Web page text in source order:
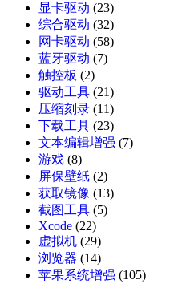
显卡驱动 (23)
综合驱动 (32)
网卡驱动 (58)
蓝牙驱动 (7)
触控板 (2)
驱动工具 (21)
压缩刻录 (11)
下载工具 (23)
文本编辑增强 (7)
游戏 (8)
屏保壁纸 (2)
获取镜像 (13)
截图工具 (5)
Xcode (22)
虚拟机 (29)
浏览器 (14)
苹果系统增强 (105)